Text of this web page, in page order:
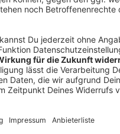
im Büro, auf dem Weg zur
unsere vielfältigen
immer bei euch und
Empfangswege noch